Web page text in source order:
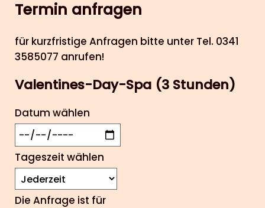
Termin anfragen
für kurzfristige Anfragen bitte unter Tel. 0341
3585077 anrufen!
Valentines-Day-Spa (3 Stunden)
Datum wählen
Tageszeit wählen
Die Anfrage ist für